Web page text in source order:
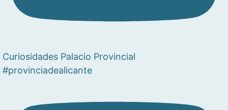
Curiosidades Palacio Provincial
#provinciadealicante